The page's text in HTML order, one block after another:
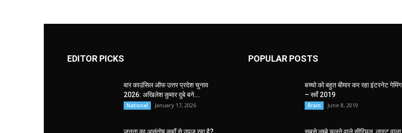
EDITOR PICKS
बार काउंसिल ऑफ उत्तर प्रदेश चुनाव
2026: अखिलेश कुमार दुबे बने...
National January 17, 2026
POPULAR POSTS
बच्चो को बहुत बीमार कर रहा इंटरनेट गेमिंग
– सर्वे 2019
Brain June 8, 2019